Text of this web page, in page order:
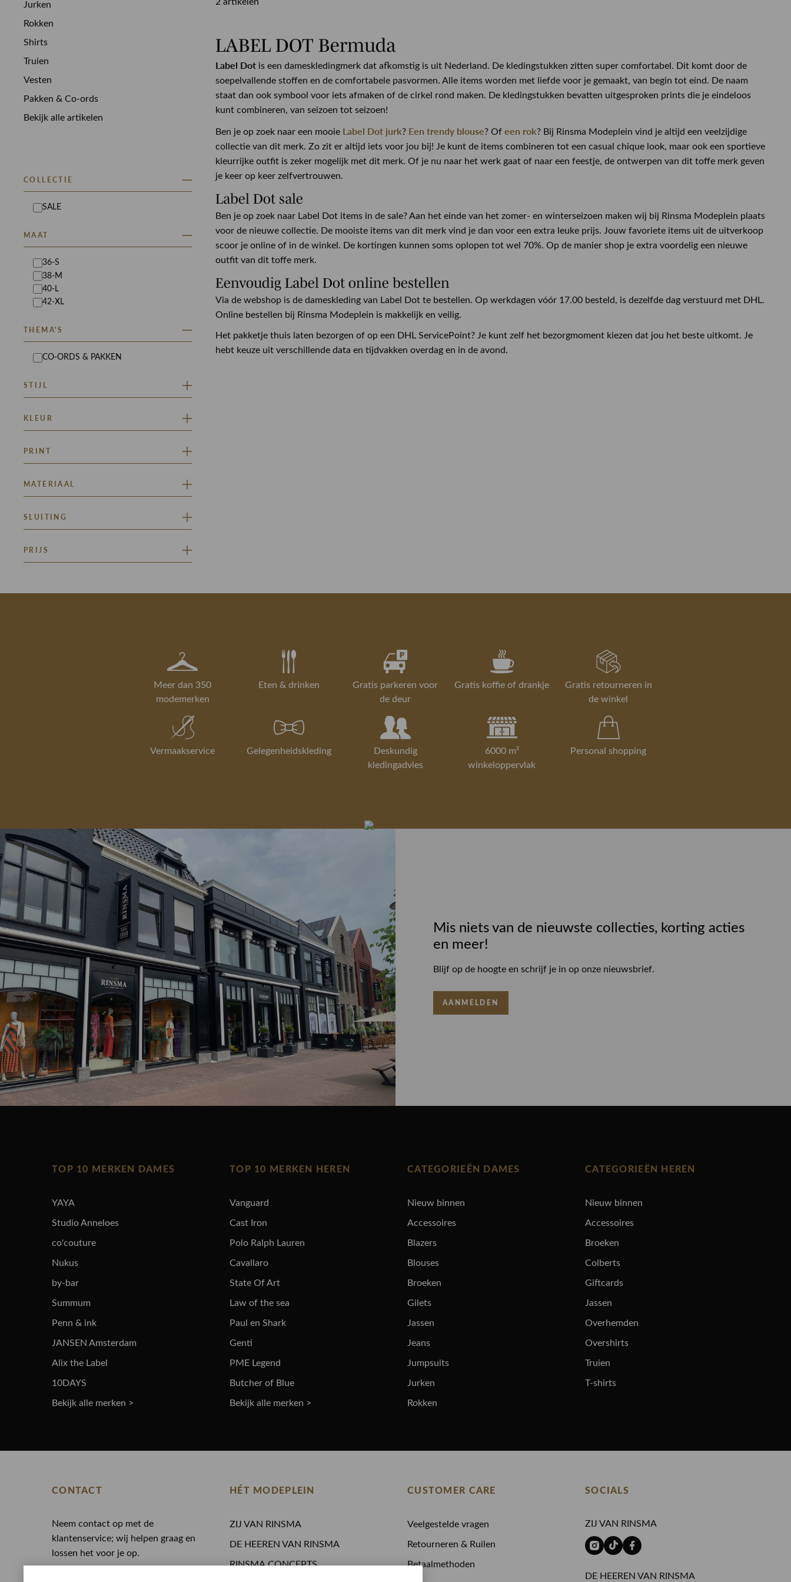
Jurken
Rokken
Shirts
Truien
Vesten
Pakken & Co-ords
Bekijk alle artikelen
COLLECTIE
SALE
MAAT
36-S
38-M
40-L
42-XL
THEMA'S
CO-ORDS & PAKKEN
STIJL
KLEUR
PRINT
MATERIAAL
SLUITING
PRIJS
–
LABEL DOT Bermuda
Label Dot is een dameskledingmerk dat afkomstig is uit Nederland. De kledingstukken zitten super comfortabel. Dit komt door de
soepelvallende stoffen en de comfortabele pasvormen. Alle items worden met liefde voor je gemaakt, van begin tot eind. De naam
staat dan ook symbool voor iets afmaken of de cirkel rond maken. De kledingstukken bevatten uitgesproken prints die je eindeloos
kunt combineren, van seizoen tot seizoen!
Ben je op zoek naar een mooie Label Dot jurk? Een trendy blouse? Of een rok? Bij Rinsma Modeplein vind je altijd een veelzijdige
collectie van dit merk. Zo zit er altijd iets voor jou bij! Je kunt de items combineren tot een casual chique look, maar ook een sportieve
kleurrijke outfit is zeker mogelijk met dit merk. Of je nu naar het werk gaat of naar een feestje, de ontwerpen van dit toffe merk geven
je keer op keer zelfvertrouwen.
Label Dot sale
Ben je op zoek naar Label Dot items in de sale? Aan het einde van het zomer- en winterseizoen maken wij bij Rinsma Modeplein plaats
voor de nieuwe collectie. De mooiste items van dit merk vind je dan voor een extra leuke prijs. Jouw favoriete items uit de uitverkoop
scoor je online of in de winkel. De kortingen kunnen soms oplopen tot wel 70%. Op de manier shop je extra voordelig een nieuwe
outfit van dit toffe merk.
Eenvoudig Label Dot online bestellen
Via de webshop is de dameskleding van Label Dot te bestellen. Op werkdagen vóór 17.00 besteld, is dezelfde dag verstuurd met DHL.
Online bestellen bij Rinsma Modeplein is makkelijk en veilig.
Het pakketje thuis laten bezorgen of op een DHL ServicePoint? Je kunt zelf het bezorgmoment kiezen dat jou het beste uitkomt. Je
hebt keuze uit verschillende data en tijdvakken overdag en in de avond.
Meer dan 350
modemerken
Eten & drinken
Gratis parkeren voor
de deur
Gratis koffie of drankje
Gratis retourneren in
de winkel
Vermaakservice Gelegenheidskleding
Deskundig
kledingadvies
6000 m²
winkeloppervlak
Personal shopping
Mis niets van de nieuwste collecties, korting acties
en meer!
Blijf op de hoogte en schrijf je in op onze nieuwsbrief.
AANMELDEN
TOP 10 MERKEN DAMES
YAYA
Studio Anneloes
co'couture
Nukus
by-bar
Summum
Penn & ink
JANSEN Amsterdam
Alix the Label
10DAYS
Bekijk alle merken >
TOP 10 MERKEN HEREN
Vanguard
Cast Iron
Polo Ralph Lauren
Cavallaro
State Of Art
Law of the sea
Paul en Shark
Genti
PME Legend
Butcher of Blue
Bekijk alle merken >
CATEGORIEËN DAMES
Nieuw binnen
Accessoires
Blazers
Blouses
Broeken
Gilets
Jassen
Jeans
Jumpsuits
Jurken
Rokken
CATEGORIEËN HEREN
Nieuw binnen
Accessoires
Broeken
Colberts
Giftcards
Jassen
Overhemden
Overshirts
Truien
T-shirts
CONTACT
Neem contact op met de
klantenservice; wij helpen graag en
lossen het voor je op.
HÉT MODEPLEIN
ZIJ VAN RINSMA
DE HEEREN VAN RINSMA
RINSMA.CONCEPTS
CUSTOMER CARE
Veelgestelde vragen
Retourneren & Ruilen
Betaalmethoden
SOCIALS
ZIJ VAN RINSMA
DE HEEREN VAN RINSMA